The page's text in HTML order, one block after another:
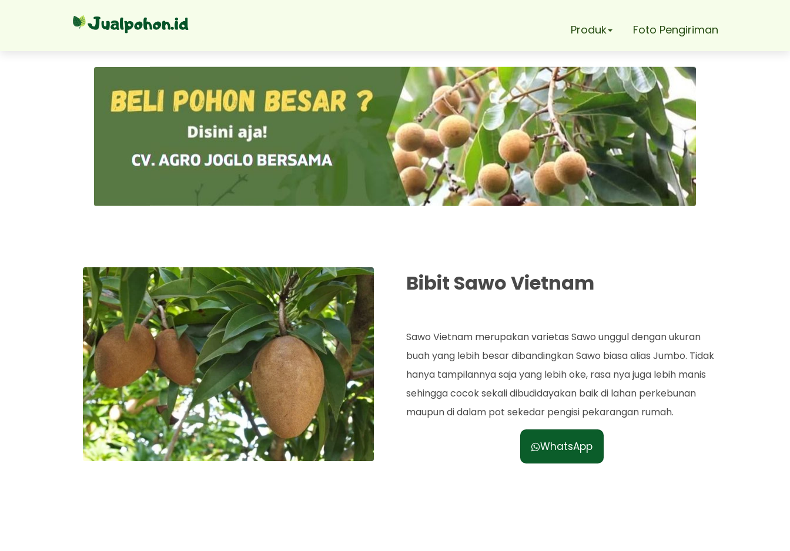
Produk Foto Pengiriman
Bibit Sawo Vietnam
Sawo Vietnam merupakan varietas Sawo unggul dengan ukuran
buah yang lebih besar dibandingkan Sawo biasa alias Jumbo. Tidak
hanya tampilannya saja yang lebih oke, rasa nya juga lebih manis
sehingga cocok sekali dibudidayakan baik di lahan perkebunan
maupun di dalam pot sekedar pengisi pekarangan rumah.
WhatsApp